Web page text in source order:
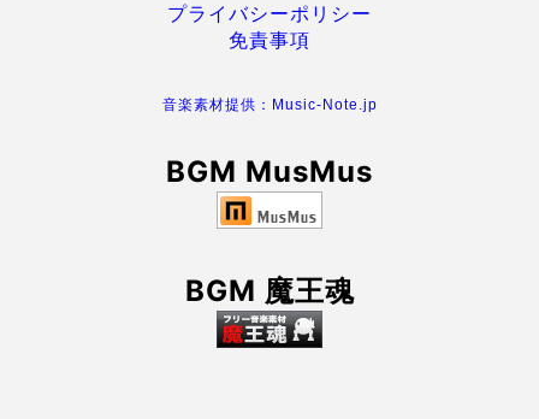
プライバシーポリシー
免責事項
音楽素材提供：Music-Note.jp
BGM MusMus
BGM 魔王魂